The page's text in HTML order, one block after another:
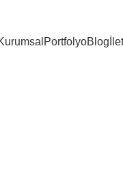
PortfolyoBlog